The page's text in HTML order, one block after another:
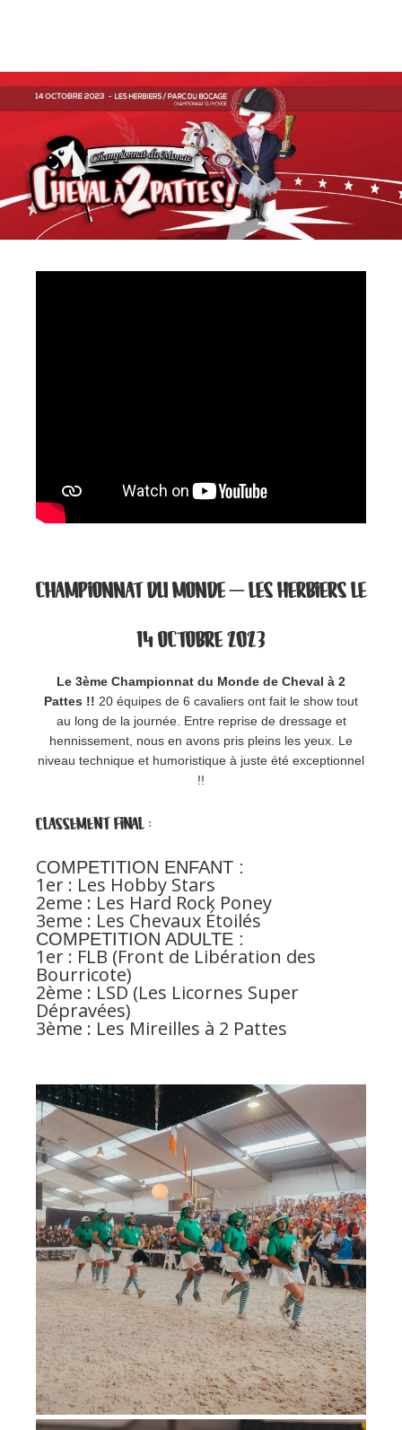
CHAMPIONNAT DU MONDE– LES HERBIERS LE
14 OCTOBRE2023
Le 3ème Championnat du Monde de Cheval à 2
Pattes !! 20 équipes de 6 cavaliers ont fait le show tout
au long de la journée. Entre reprise de dressage et
hennissement, nous en avons pris pleins les yeux. Le
niveau technique et humoristique à juste été exceptionnel
!!
CLASSEMENT FINAL :
COMPETITION ENFANT :
1er : Les Hobby Stars
2eme : Les Hard Rock Poney
3eme : Les Chevaux Étoilés
COMPETITION ADULTE :
1er : FLB (Front de Libération des
Bourricote)
2ème : LSD (Les Licornes Super
Dépravées)
3ème : Les Mireilles à 2 Pattes